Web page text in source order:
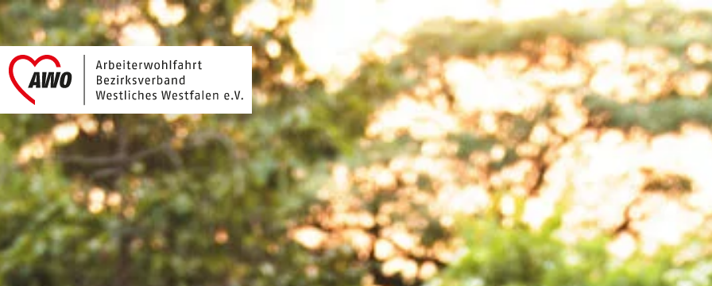
Arbeiterwohlfahrt Bezirk Westliches
Link zu Home